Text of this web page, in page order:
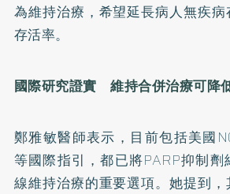
為維持治療，希望延長病人無疾
存活率。
國際研究證實 維持合併治療可降
鄭雅敏醫師表示，目前包括美國
等國際指引，都已將PARP抑制
線維持治療的重要選項。她提到